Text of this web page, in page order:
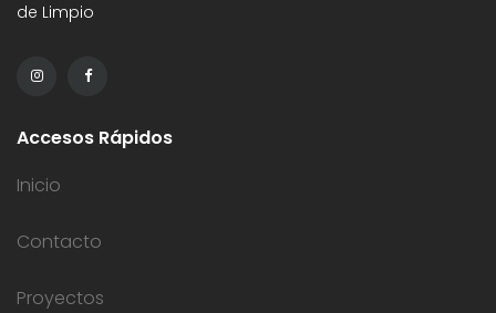
de Limpio
Accesos Rápidos
Inicio
Contacto
Proyectos